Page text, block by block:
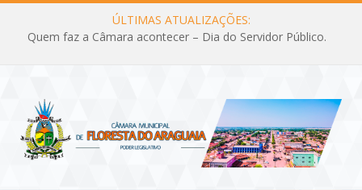
ÚLTIMAS ATUALIZAÇÕES:
Quem faz a Câmara acontecer – Dia do Servidor Público.